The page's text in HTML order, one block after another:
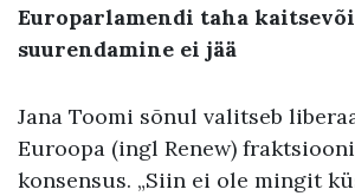
Europarlamendi taha
suurendamine ei jää
Jana Toomi sõnul valitseb
Euroopa (ingl Renew)
konsensus. „Siin ei ole mingit